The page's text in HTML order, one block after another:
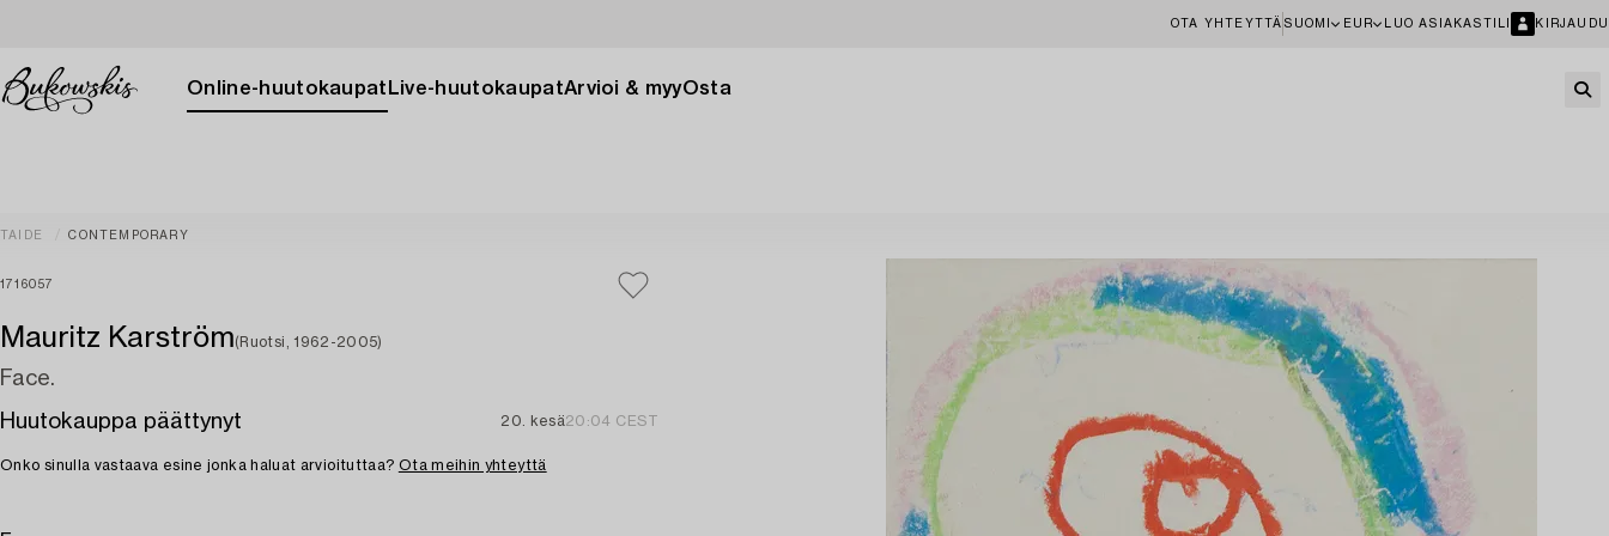
OTA YHTEYTTÄ SUOMI EUR LUO ASIAKASTILI KIRJAUDU
Online-huutokaupat Live-huutokaupatArvioi & myyOsta
TAIDE CONTEMPORARY
1716057
Mauritz Karström(Ruotsi, 1962-2005)
Face.
Huutokauppa päättynyt
20. kesä20:04 CEST
Onko sinulla vastaava esine jonka haluat arvioituttaa? Ota meihin yhteyttä